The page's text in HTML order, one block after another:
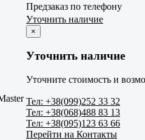
Предзаказ по телефону
Уточнить наличие
×
Уточнить наличие
Уточните стоимость и
Тел: +38(099)252 33 32
Тел: +38(068)488 83 13
Тел: +38(095)123 63 66
Перейти на Контакты